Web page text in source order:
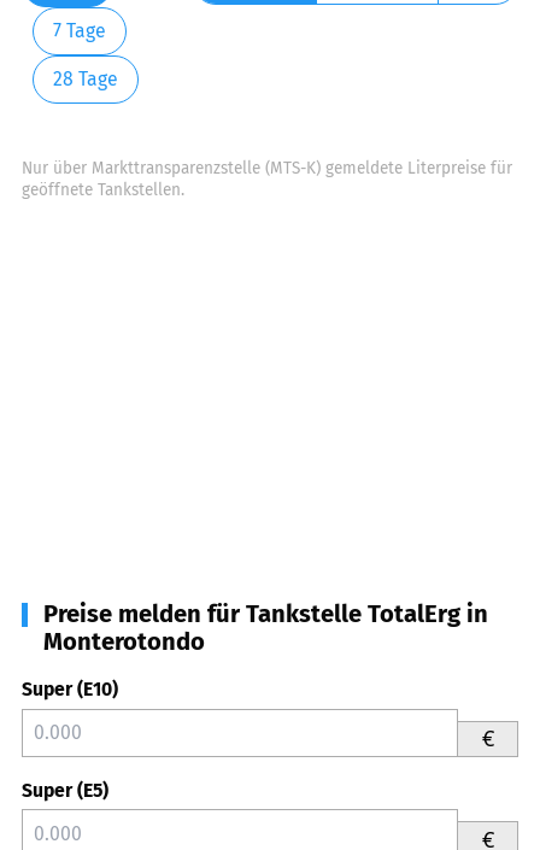
7 Tage
28 Tage
Nur über Markttransparenzstelle (MTS-K) gemeldete Literpreise für
geöffnete Tankstellen.
Preise melden für Tankstelle TotalErg in
Monterotondo
Super (E10)
€
Super (E5)
€